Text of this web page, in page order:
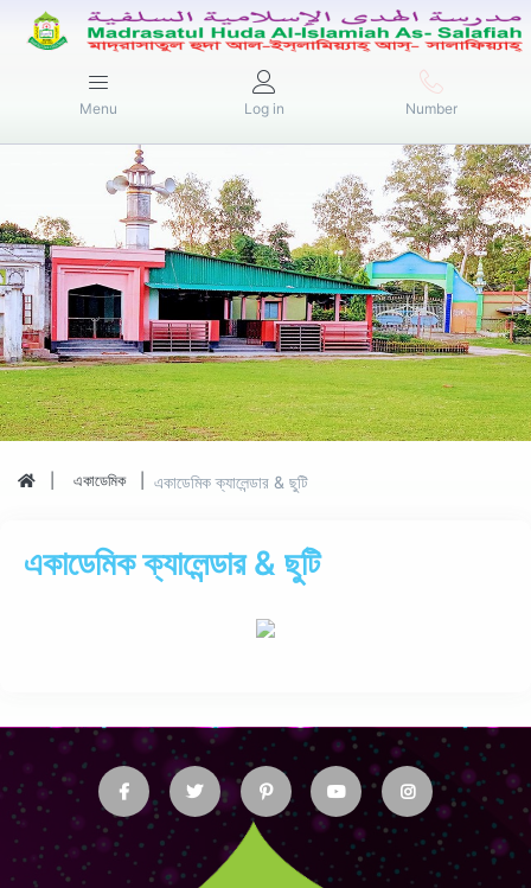
Menu Log in Number
একাডেমিক একাডেমিক ক্যালেন্ডার & ছুটি
একাডেমিক ক্যালেন্ডার & ছুটি